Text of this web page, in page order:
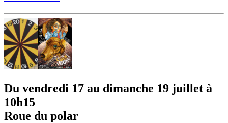
Du vendredi 17 au dimanche 19 juillet à
10h15
Roue du polar